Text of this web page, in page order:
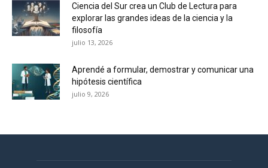
Ciencia del Sur crea un Club de Lectura para
explorar las grandes ideas de la ciencia y la
filosofía
julio 13, 2026
Aprendé a formular, demostrar y comunicar una
hipótesis científica
julio 9, 2026